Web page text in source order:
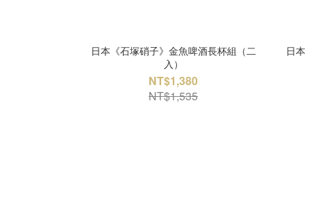
日本《石塚硝子》金魚啤酒長杯組（二
入）
NT$1,380
NT$1,535
日本